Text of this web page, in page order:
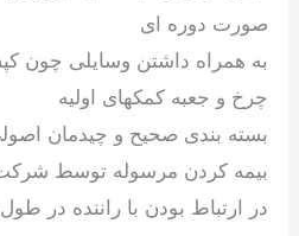
صورت دوره ای
به همراه داشتن وسایلی چون
چرخ و جعبه کمکهای اولیه
بسته بندی صحیح و چیدمان
بیمه کردن مرسوله توسط
در ارتباط بودن با راننده در